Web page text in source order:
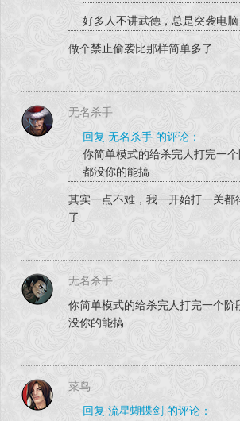
好多人不讲武德，总是突袭电
做个禁止偷袭比那样简单多了
无名杀手
回复 无名杀手 的评论：
你简单模式的给杀完人打完一
都没你的能搞
其实一点不难，我一开始打一关
了
无名杀手
你简单模式的给杀完人打完一个
没你的能搞
菜鸟
回复 流星蝴蝶剑 的评论：